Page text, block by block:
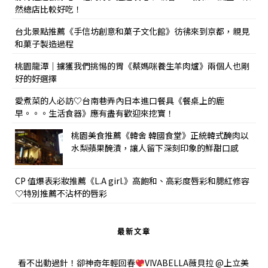
然總店比較好吃！
台北景點推薦《手信坊創意和菓子文化館》彷彿來到京都，親見
和菓子製造過程
桃園龍潭｜擄獲我們挑惕的胃《蔡媽咪養生羊肉爐》兩個人也剛
好的好選擇
愛煮菜的人必訪♡台南巷弄內日本進口餐具《餐桌上的鹿
早。。。生活食器》應有盡有歡迎來挖寶！
桃園美食推薦《韓舍 韓國食堂》正統韓式醃肉以
水梨蘋果醃漬，讓人留下深刻印象的鮮甜口感
CP 值爆表彩妝推薦《L.A girl.》高飽和、高彩度唇彩和腮紅修容
♡特別推薦不沾杯的唇彩
最新文章
看不出動過針！卻神奇年輕回春 VIVABELLA薇貝拉 @上立美